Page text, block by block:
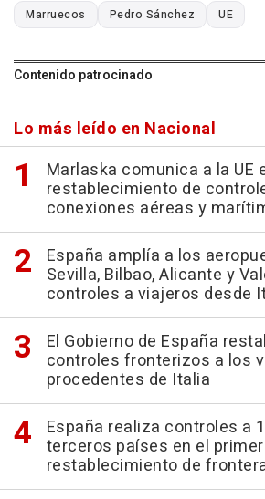
Marruecos Pedro Sánchez UE
Contenido patrocinado
Lo más leído en Nacional
Marlaska comunica a la UE
restablecimiento de
conexiones aéreas y
España amplía a los
Sevilla, Bilbao, Alicante y
controles a viajeros desde
El Gobierno de España
controles fronterizos a los
procedentes de Italia
España realiza controles a
terceros países en el
restablecimiento de